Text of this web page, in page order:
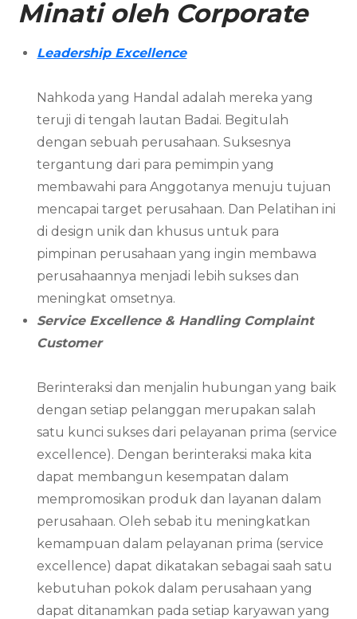
Minati oleh Corporate
Leadership Excellence
Nahkoda yang Handal adalah mereka yang
teruji di tengah lautan Badai. Begitulah
dengan sebuah perusahaan. Suksesnya
tergantung dari para pemimpin yang
membawahi para Anggotanya menuju tujuan
mencapai target perusahaan. Dan Pelatihan ini
di design unik dan khusus untuk para
pimpinan perusahaan yang ingin membawa
perusahaannya menjadi lebih sukses dan
meningkat omsetnya.
Service Excellence & Handling Complaint
Customer
Berinteraksi dan menjalin hubungan yang baik
dengan setiap pelanggan merupakan salah
satu kunci sukses dari pelayanan prima (service
excellence). Dengan berinteraksi maka kita
dapat membangun kesempatan dalam
mempromosikan produk dan layanan dalam
perusahaan. Oleh sebab itu meningkatkan
kemampuan dalam pelayanan prima (service
excellence) dapat dikatakan sebagai saah satu
kebutuhan pokok dalam perusahaan yang
dapat ditanamkan pada setiap karyawan yang